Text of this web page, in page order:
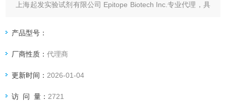
上海起发实验试剂有限公司 Epitope Biotech Inc.专业代理，具
产品型号：
厂商性质：代理商
更新时间： 2026-01-04
访 问 量： 2721